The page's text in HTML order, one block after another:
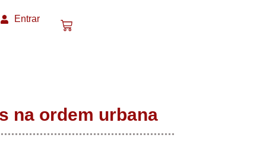
Entrar
na ordem urbana